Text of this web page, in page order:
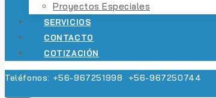
Proyectos Especiales
SERVICIOS
CONTACTO
COTIZACIÓN
Teléfonos: +56-967251998 +56-967250744